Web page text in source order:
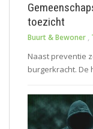
toezicht
Buurt & Bewoner ,
Naast preventie
burgerkracht. De